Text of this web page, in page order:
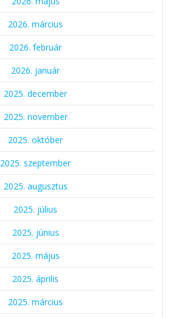
2026. március
2026. február
2026. január
2025. december
2025. november
2025. október
2025. szeptember
2025. augusztus
2025. július
2025. június
2025. május
2025. április
2025. március